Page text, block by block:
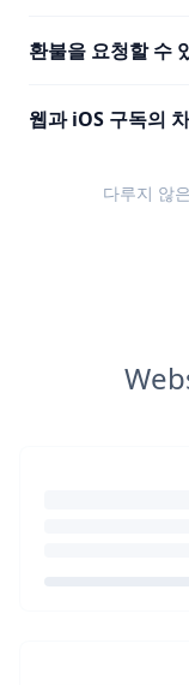
환불을 요청할 수
웹과 iOS 구독의
다루지 않